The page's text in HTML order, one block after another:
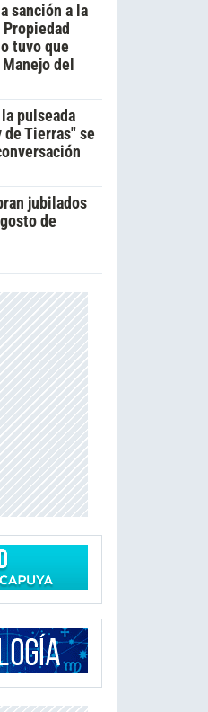
sanción a la
tuvo que
del
pulseada
Tierras" se
jubilados
de